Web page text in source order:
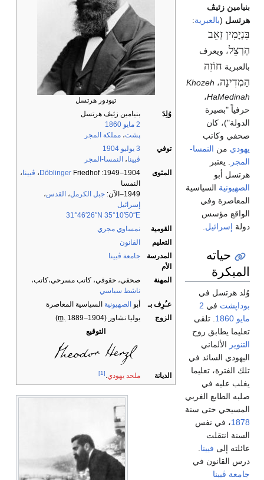
تيودور هرتسل
وُلِدَ
بنيامين زئيڤ هرتسل
2 مايو
1860
پشت، مملكة المجر
توفي
3 يوليو
1904
ڤيينا، النمسا-المجر
المثوى
1904–1949:
Döblinger Friedhof، ڤيينا،
النمسا
1949–الآن:
جبل الكرمل، القدس،
إسرائيل
31°46′26″N 35°10′50″E
القومية
نمساوي مجري
التعليم
القانون
المدرسة
الأم
جامعة ڤيينا
المهنة
صحفي، حقوقي، كاتب مسرحي،كاتب،
ناشط سياسي
عـُرِف بـ
أبو الصهيونية السياسية المعاصرة
الزوج
يوليا نشاور (
m. 1889⁠–⁠1904)
التوقيع
الديانة ملحد يهودي.
[1]
بنيامين زئيڤ
هرتسل (بالعبرية:
בִּנְיָמִין זְאֵב
הֶרְצֵל‎، ويعرف
بالعبرية חוֹזֵה
הַמְדִינָה، Khozeh
HaMedinah،
حرفياً "بصيرة
الدولة")، كان
صحفي وكاتب
يهودي من النمسا-
المجر
. يعتبر
هرتسل أبو
الصهيونية السياسية
المعاصرة وفي
الواقع مؤسس
دولة إسرائيل
حياته
المبكرة
وُلد هرتسل في
بوداپشت في 2
مايو 1860. تلقى
تعليما يطابق روح
التنوير الألماني
اليهودي السائد في
تلك الفترة، تعليما
يغلب عليه في
صلبه الطابع الغربي
المسيحي حتى سنة
1878، في نفس
السنة انتقلت
عائلته إلى فيينا.
درس القانون في
جامعة ڤيينا